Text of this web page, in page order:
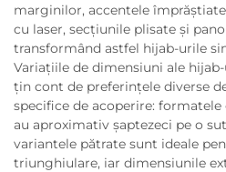
marginilor, accentele
cu laser, secțiunile plisate și
transformând astfel hijab-urile
Variațiile de dimensiuni ale
țin cont de preferințele diverse
specifice de acoperire:
au aproximativ șaptezeci pe o
variantele pătrate sunt ideale
triunghiulare, iar dimensiunile